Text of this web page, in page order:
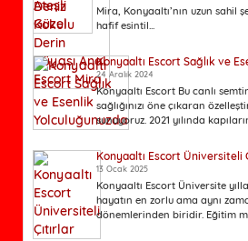
Mira, Konyaaltı’nın uzun sahil
hafif esintil...
Konyaaltı Escort Sağlık ve
24 Aralık 2024
Konyaaltı Escort Bu canlı
sağlığınızı öne çıkaran
sunuyoruz. 2021 yılında
Konyaaltı Escort Üniversiteli
13 Ocak 2025
Konyaaltı Escort Üniversite
hayatın en zorlu ama aynı
dönemlerinden biridir. Eğitim